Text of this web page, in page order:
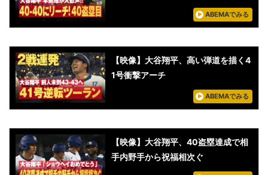
ABEMAでみる
【映像】大谷翔平、高い弾道を描く4
1号衝撃アーチ
ABEMAでみる
【映像】大谷翔平、40盗塁達成で相
手内野手から祝福相次ぐ